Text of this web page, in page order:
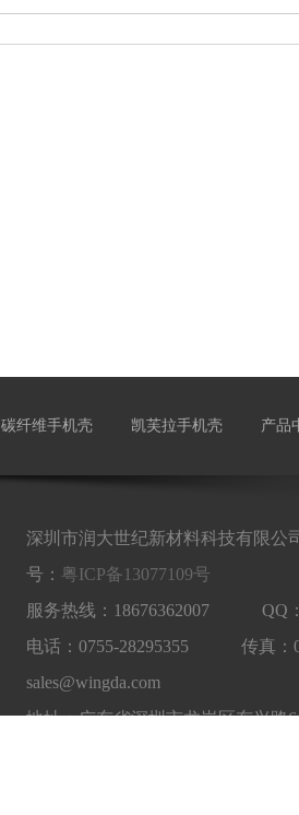
镜
登
碳纤维手机壳 凯芙拉手机壳 产品
深圳市润大世纪新材料科技有限
号： 粤ICP备13077109号
服务热线：18676362007 QQ
电话：0755-28295355 传真
sales@wingda.com
地址：广东省深圳市龙岗区东兴路